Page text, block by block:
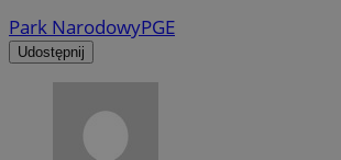
Park NarodowyPGE
Udostępnij